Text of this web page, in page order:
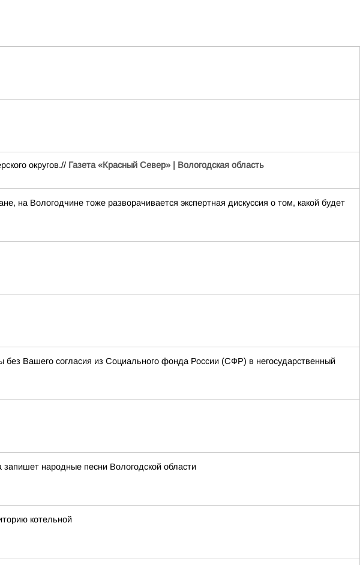
округов.// Газета «Красный Север» | Вологодская область
Вологодчине тоже разворачивается экспертная дискуссия о том, какой будет
Вашего согласия из Социального фонда России (СФР) в негосударственный
народные песни Вологодской области
котельной